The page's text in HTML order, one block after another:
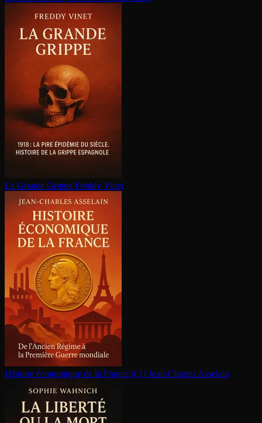
La Grande Grippe Freddy Vinet
Histoire économique de la France (t.1) Jean-Charles Asselain